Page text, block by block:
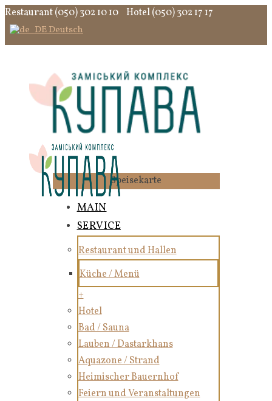
Restaurant (050) 302 10 10 Hotel (050) 302 17 17
Deutsch
Speisekarte
MAIN
SERVICE
Restaurant und Hallen
Küche / Menü
+
Hotel
Bad / Sauna
Lauben / Dastarkhans
Aquazone / Strand
Heimischer Bauernhof
Feiern und Veranstaltungen